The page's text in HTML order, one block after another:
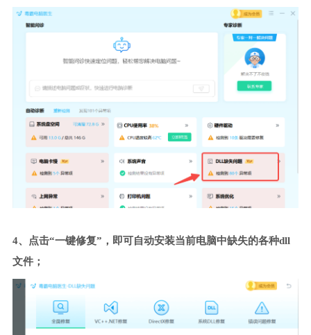
4、点击“一键修复”，即可自动安装当前电脑中缺失的各种dll
文件；